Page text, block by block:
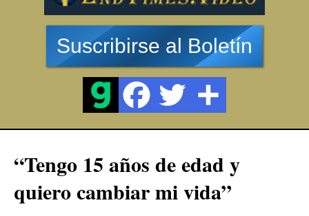
Suscribirse al Boletín
“Tengo 15 años de edad y
quiero cambiar mi vida”